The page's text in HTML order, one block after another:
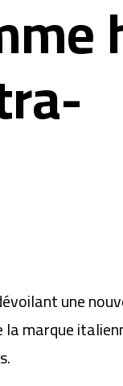
une
marque